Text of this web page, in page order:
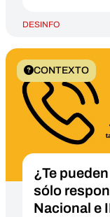
DESINFO
CONTEXTO
¿Te
sólo
Nacional e